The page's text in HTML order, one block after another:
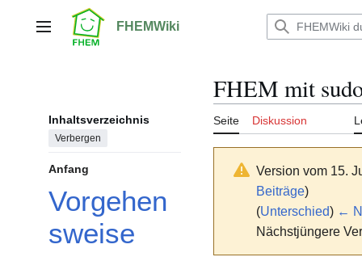
springenHauptmenü FHEMWiki
Inhaltsverzeichnis
Verbergen
Anfang
Vorgehen
sweise
FHEM mit
Seite Diskussion
Version vom 15.
Beiträge)
(Unterschied) ←
Nächstjüngere